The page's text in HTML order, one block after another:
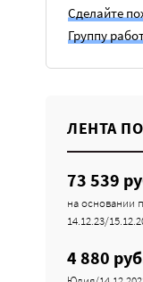
Сделайте
Группу
ЛЕНТА
73 539
на основании
14.12.23/
4 880